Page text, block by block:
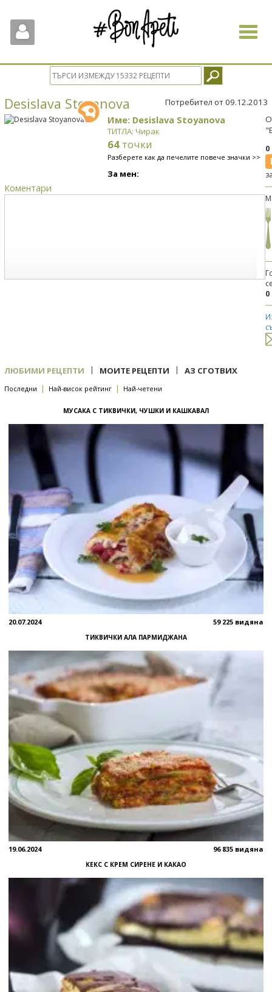
Toggle
Desislava Stoyanova Потребител от 09.12.2013
Име: Desislava Stoyanova
ТИТЛА: Чирак
64 точки
Разберете как да печелите повече значки >>
За мен:
Коментари
0
ЛЮБИМИ РЕЦЕПТИ | МОИТЕ РЕЦЕПТИ | АЗ СГОТВИХ
Последни | Най-висок рейтинг | Най-четени
МУСАКА С ТИКВИЧКИ, ЧУШКИ И КАШКАВАЛ
20.07.2024 59 225 видяна
ТИКВИЧКИ АЛА ПАРМИДЖАНА
19.06.2024 96 835 видяна
КЕКС С КРЕМ СИРЕНЕ И КАКАО